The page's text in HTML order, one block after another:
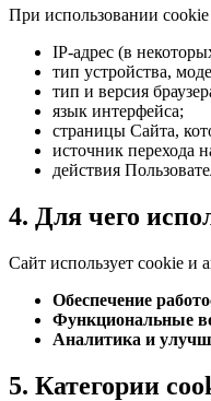
При использовании
IP-адрес (в
тип устройства,
тип и версия
язык интерфейса;
страницы Сайта,
источник перехода
действия
4. Для чего
Сайт использует cookie и
Обеспечение
Функциональные
Аналитика и
5. Категории